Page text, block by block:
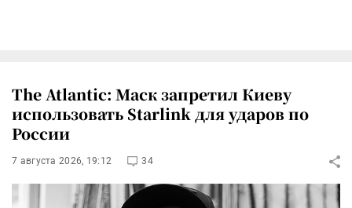
The Atlantic: Маск запретил Киеву
использовать Starlink для ударов по
России
7 августа 2026, 19:12 34